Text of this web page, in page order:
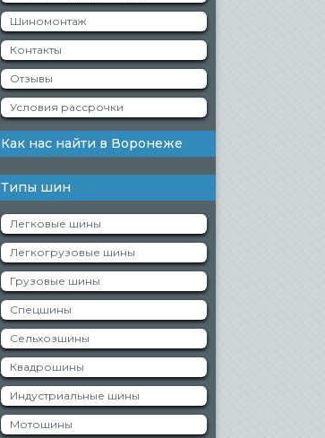
Шиномонтаж
Контакты
Отзывы
Условия рассрочки
Как нас найти в Воронеже
Типы шин
Легковые шины
Легкогрузовые шины
Грузовые шины
Спецшины
Сельхозшины
Квадрошины
Индустриальные шины
Мотошины